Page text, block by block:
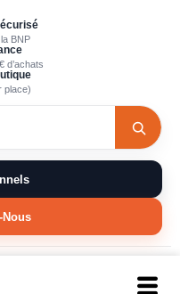
BNP
d’achats
place)
Nous